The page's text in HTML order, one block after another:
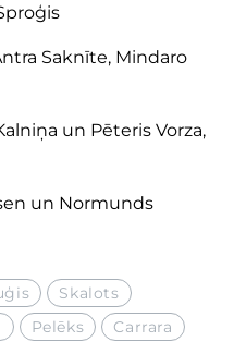
Saknīte, Mindaro
un Pēteris Vorza,
un Normunds
Skalots
Pelēks Carrara